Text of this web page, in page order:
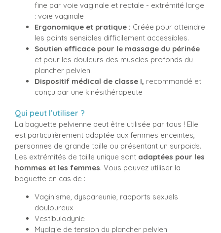
fine par voie vaginale et rectale - extrémité large
: voie vaginale
Ergonomique et pratique : Créée pour atteindre
les points sensibles difficilement accessibles.
Soutien efficace pour le massage du périnée
et pour les douleurs des muscles profonds du
plancher pelvien.
Dispositif médical de classe I, recommandé et
conçu par une kinésithérapeute
Qui peut l’utiliser ?
La baguette pelvienne peut être utilisée par tous ! Elle
est particulièrement adaptée aux femmes enceintes,
personnes de grande taille ou présentant un surpoids.
Les extrémités de taille unique sont adaptées pour les
hommes et les femmes. Vous pouvez utiliser la
baguette en cas de :
Vaginisme, dyspareunie, rapports sexuels
douloureux
Vestibulodynie
Myalgie de tension du plancher pelvien